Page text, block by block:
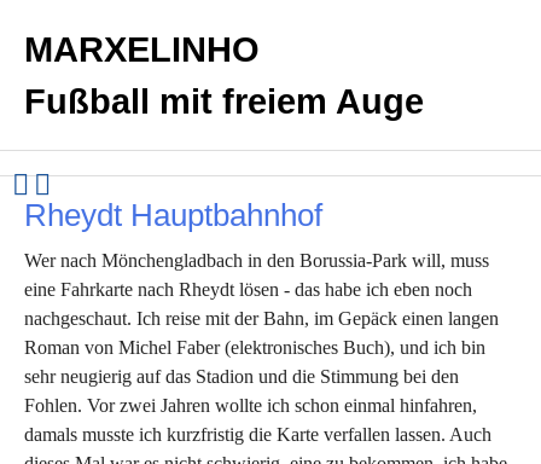
MARXELINHO
Fußball mit freiem Auge
Rheydt Hauptbahnhof
Wer nach Mönchengladbach in den Borussia-Park will, muss
eine Fahrkarte nach Rheydt lösen - das habe ich eben noch
nachgeschaut. Ich reise mit der Bahn, im Gepäck einen langen
Roman von Michel Faber (elektronisches Buch), und ich bin
sehr neugierig auf das Stadion und die Stimmung bei den
Fohlen. Vor zwei Jahren wollte ich schon einmal hinfahren,
damals musste ich kurzfristig die Karte verfallen lassen. Auch